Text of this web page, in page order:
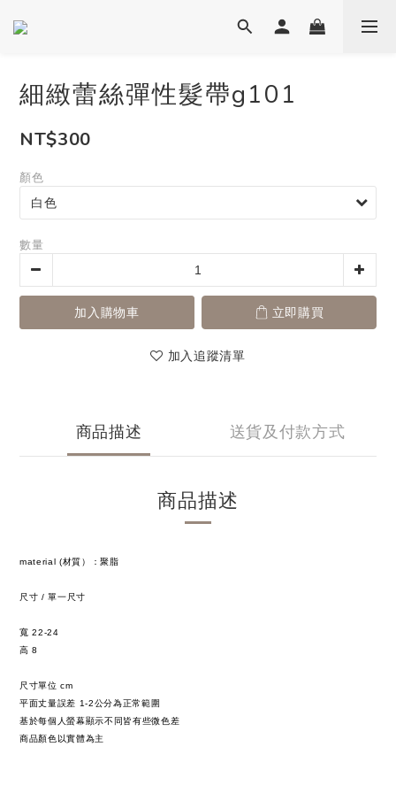
細緻蕾絲彈性髮帶g101
NT$300
顏色
數量
加入購物車 立即購買
加入追蹤清單
商品描述 送貨及付款方式
商品描述
material (材質）：聚脂
尺寸 / 單一尺寸
寬 22-24
高 8
尺寸單位 cm
平面丈量誤差 1-2公分為正常範圍
基於每個人螢幕顯示不同皆有些微色差
商品顏色以實體為主